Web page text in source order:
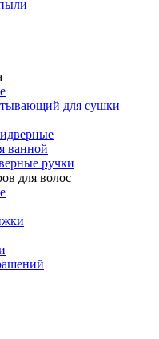
для сушки
ванной
ручки
для волос